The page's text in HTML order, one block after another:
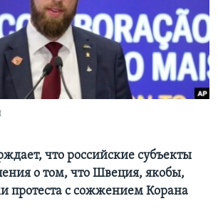
что российские субъекты
о том, что Швеция, якобы,
протеста с сожжением Корана